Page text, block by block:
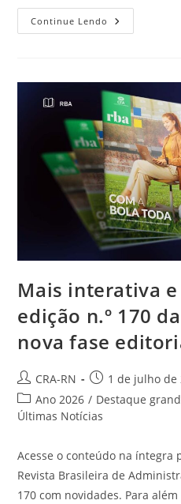
Continue Lendo CFA
Lança
Novas
Para
Estudantes
De
Em
Todo
O
Brasil
Mais interativa
edição n.º 170
nova fase
Autor
do
post:
CRA-RN
Post
publicado:
1 de julho de
Categoria
do
Ano 2026 / Destaque
Últimas Notícias
Acesse o conteúdo na íntegra
Revista Brasileira de
170 com novidades. Para